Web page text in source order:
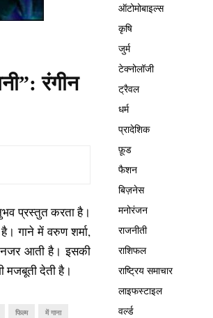
रंगीन
प्रस्तुत करता है।
गाने में वरुण शर्मा,
नजर आती है। इसकी
मजबूती देती है।
फिल्म में गाना
ऑटोमोबाइल्स
कृषि
जुर्म
टेक्नोलॉजी
ट्रैवल
धर्म
प्रादेशिक
फ़ूड
फैशन
बिज़नेस
मनोरंजन
राजनीती
राशिफल
राष्ट्रिय समाचार
लाइफस्टाइल
वर्ल्ड